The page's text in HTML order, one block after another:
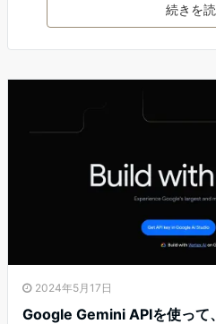
続きを
2024年5月17日
Google Gemini APIを使って